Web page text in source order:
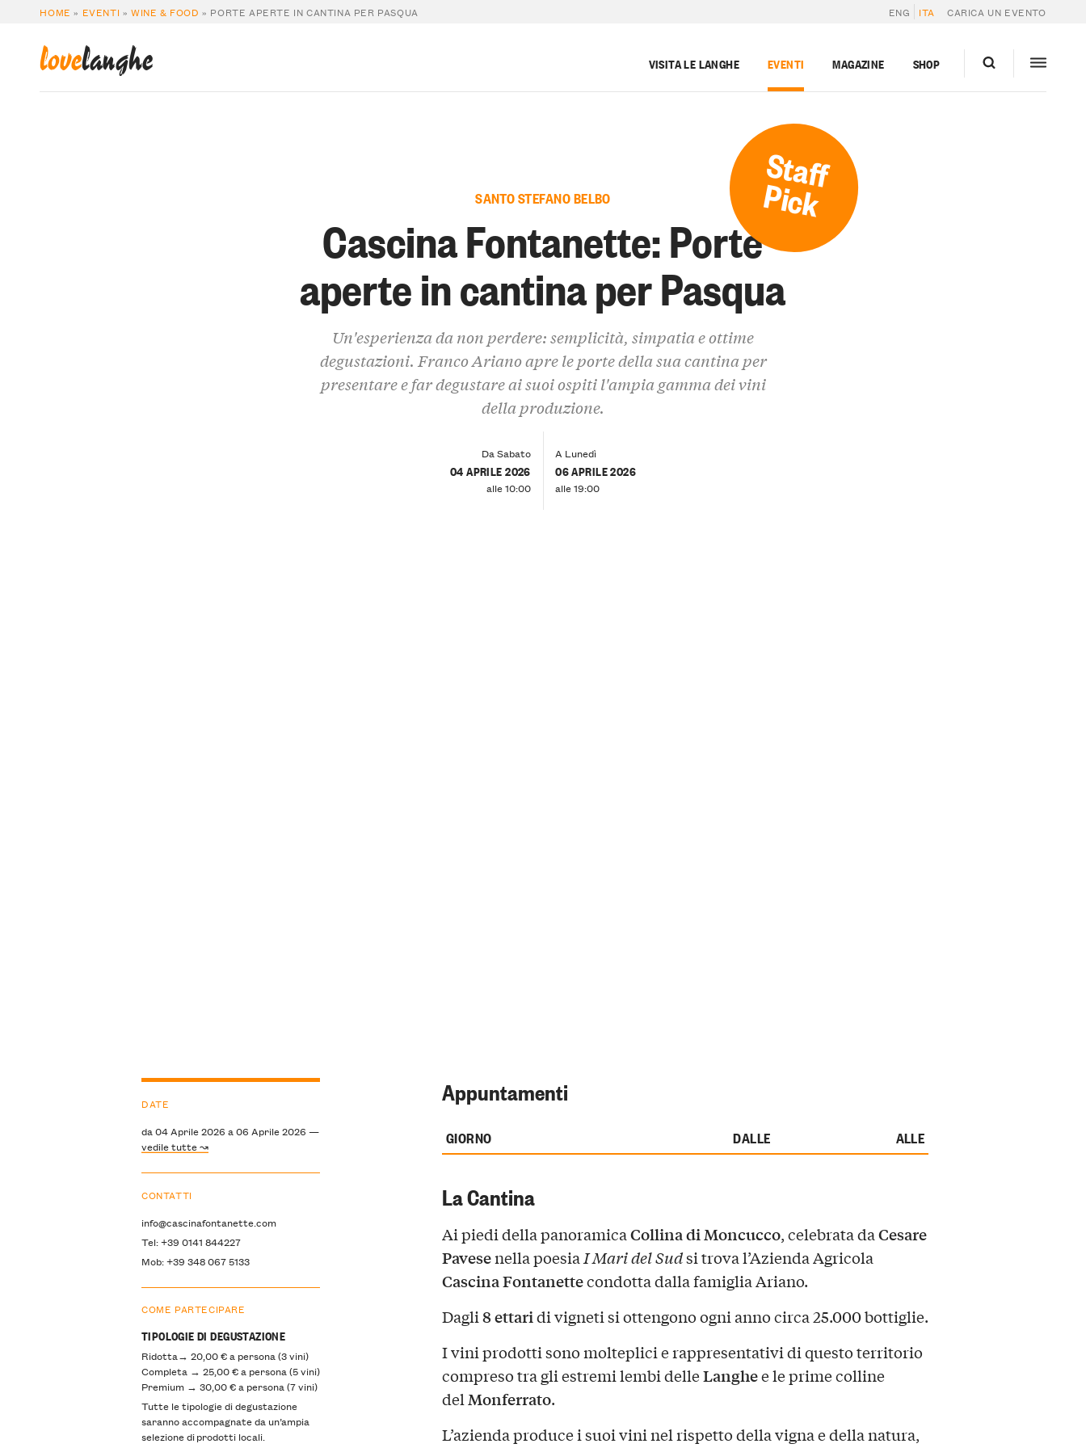
HOME » EVENTI »WINE & FOOD » PORTE APERTE IN CANTINA PER PASQUA ENG ITA CARICA UN EVENTO
lovelanghe VISITA LE LANGHE EVENTI MAGAZINE SHOP
Staff
Pick
SANTO STEFANO BELBO
Cascina Fontanette: Porte
aperte in cantina per Pasqua
Un'esperienza da non perdere: semplicità, simpatia e ottime
degustazioni. Franco Ariano apre le porte della sua cantina per
presentare e far degustare ai suoi ospiti l'ampia gamma dei vini
della produzione.
Da Sabato
04 APRILE 2026
alle 10:00
A Lunedì
06 APRILE 2026
alle 19:00
Appuntamenti
GIORNO DALLE ALLE
La Cantina
Ai piedi della panoramicaCollina di Moncucco, celebrata daCesare
Pavesenella poesia I Mari del Sudsi trova l’Azienda Agricola
Cascina Fontanettecondotta dalla famiglia Ariano.
Dagli8 ettaridi vigneti si ottengono ogni anno circa 25.000 bottiglie.
I vini prodotti sono molteplici e rappresentativi di questo territorio
compreso tra gli estremi lembi delleLanghee le prime colline
delMonferrato.
L’azienda produce i suoi vini nel rispetto della vigna e della natura,
DATE
da 04 Aprile 2026 a 06 Aprile 2026 —
vedile tutte ↝
CONTATTI
info@cascinafontanette.com
Tel: +39 0141 844227
Mob: +39 348 067 5133
COME PARTECIPARE
TIPOLOGIE DI DEGUSTAZIONE
Ridotta→ 20,00 € a persona (3 vini)
Completa → 25,00 € a persona (5 vini)
Premium → 30,00 € a persona (7 vini)
Tutte le tipologie di degustazione
saranno accompagnate da un’ampia
selezione di prodotti locali.